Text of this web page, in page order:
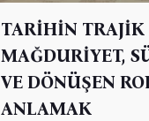
TARİHİN TRAJİK
MAĞDURİYET,
VE DÖNÜŞEN
ANLAMAK